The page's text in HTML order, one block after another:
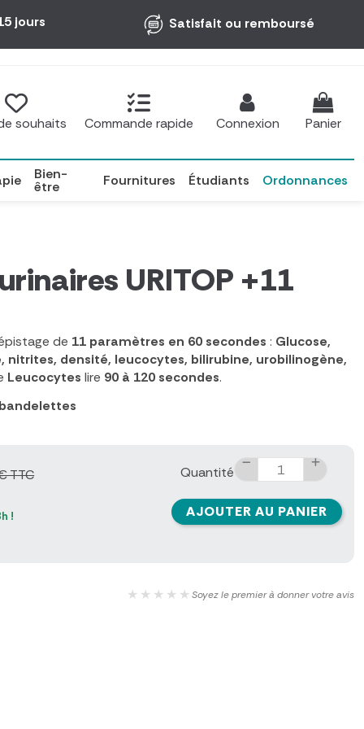
jours Satisfait ou remboursé
souhaits Commande rapide Connexion Panier
Bien-
être Fournitures Étudiants Ordonnances
URITOP +11
de 11 paramètres en 60 secondes : Glucose,
nitrites, densité, leucocytes, bilirubine, urobilinogène,
Leucocytes lire 90 à 120 secondes.
TTC
!
Quantité
AJOUTER AU PANIER
★★★★★ Soyez le premier à donner votre avis